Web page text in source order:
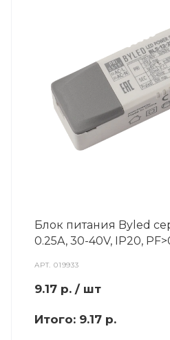
Блок питания Byled
0.25A, 30-40V, IP20,
АРТ.019933
9.17 р. / шт
Итого: 9.17 р.